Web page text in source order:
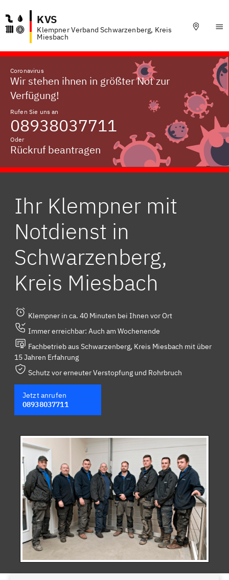
KVS
Klempner Verband Schwarzenberg, Kreis
Miesbach
Coronavirus
Wir stehen ihnen in größter Not zur
Verfügung!
Rufen Sie uns an
08938037711
Oder
Rückruf beantragen
Ihr Klempner mit
Notdienst in
Schwarzenberg,
Kreis Miesbach
Klempner in ca. 40 Minuten bei Ihnen vor Ort
Immer erreichbar: Auch am Wochenende
Fachbetrieb aus Schwarzenberg, Kreis Miesbach mit über
15 Jahren Erfahrung
Schutz vor erneuter Verstopfung und Rohrbruch
Jetzt anrufen
08938037711